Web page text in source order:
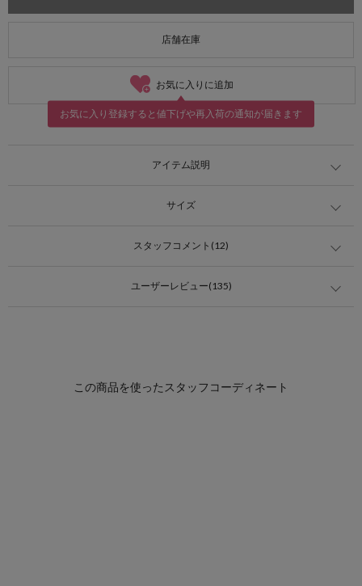
店舗在庫
お気に入りに追加
お気に入り登録すると値下げや再入荷の通知が届きます
アイテム説明
サイズ
スタッフコメント(12)
ユーザーレビュー(135)